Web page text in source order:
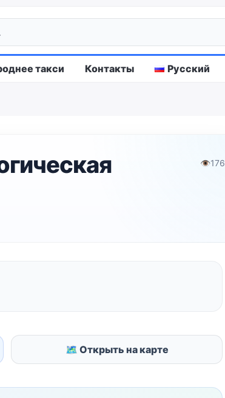
такси Контакты Русский
👁176
🗺 Открыть на карте